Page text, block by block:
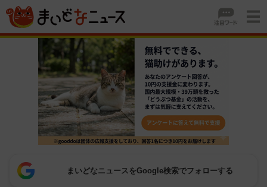
まいどなニュースをGoogle検索でフォローする